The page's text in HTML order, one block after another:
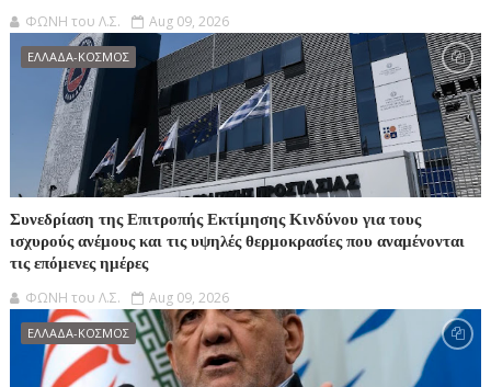
ΦΩΝΗ του Λ.Σ. Aug 09, 2026
ΕΛΛΑΔΑ-ΚΟΣΜΟΣ
Συνεδρίαση της Επιτροπής Εκτίμησης Κινδύνου για τους
ισχυρούς ανέμους και τις υψηλές θερμοκρασίες που αναμένονται
τις επόμενες ημέρες
ΦΩΝΗ του Λ.Σ. Aug 09, 2026
ΕΛΛΑΔΑ-ΚΟΣΜΟΣ